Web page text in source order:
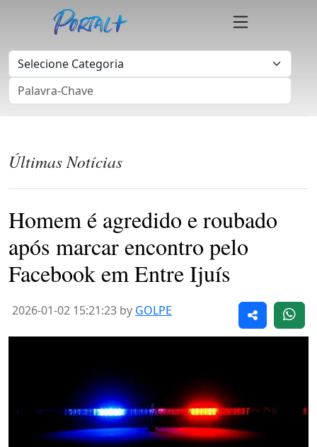
Últimas Notícias
Homem é agredido e roubado
após marcar encontro pelo
Facebook em Entre Ijuís
2026-01-02 15:21:23 by GOLPE